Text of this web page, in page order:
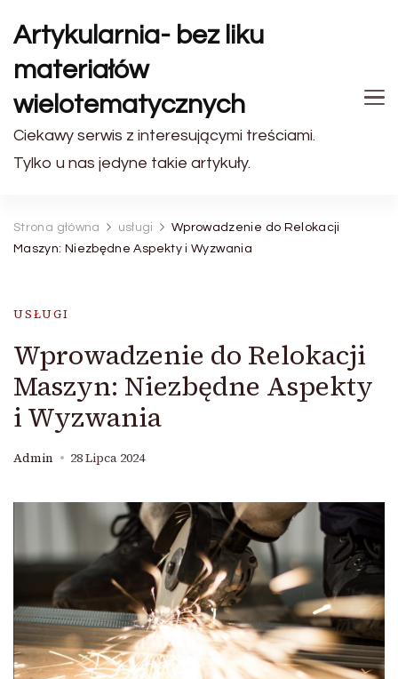
Artykularnia- bez liku
materiałów
wielotematycznych
Ciekawy serwis z interesującymi treściami.
Tylko u nas jedyne takie artykuły.
Strona główna usługi
Wprowadzenie do Relokacji
Maszyn: Niezbędne Aspekty i Wyzwania
USŁUGI
Wprowadzenie do Relokacji
Maszyn: Niezbędne Aspekty
i Wyzwania
Admin 28 Lipca 2024